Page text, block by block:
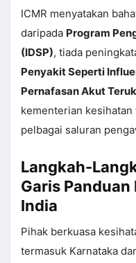
ICMR menyatakan
daripada Program
(IDSP), tiada
Penyakit Seperti
Pernafasan Akut
kementerian
pelbagai saluran
Langkah-
Garis Panduan
India
Pihak berkuasa
termasuk Karnataka